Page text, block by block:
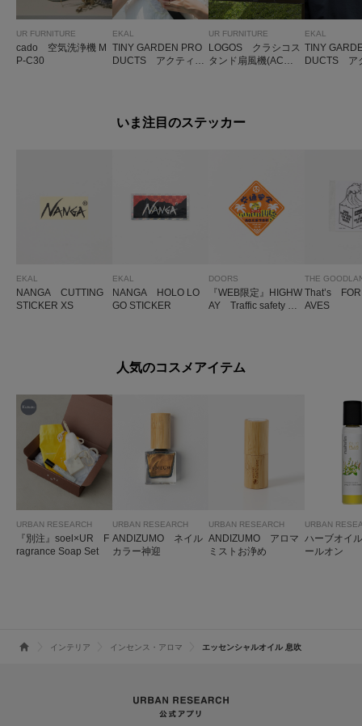
UR FURNITURE
cado 空気洗浄機 M
P-C30
EKAL
TINY GARDEN PRO
DUCTS アクティブ
UR FURNITURE
LOGOS クラシコス
タンド扇風機(AC蓄
EKAL
TINY
DUCTS ア
いま注目のステッカー
EKAL
NANGA CUTTING
STICKER XS
EKAL
NANGA HOLO LO
GO STICKER
DOORS
『WEB限定』HIGHW
AY Traffic safety TO
That’s FOR
AVES
人気のコスメアイテム
URBAN RESEARCH
『別注』soel×UR F
ragrance Soap Set
URBAN RESEARCH
ANDIZUMO ネイル
カラー神迎
URBAN RESEARCH
ANDIZUMO アロマ
ミストお浄め
URBAN
ハーブオイ
ールオン
インテリア インセンス・アロマ エッセンシャルオイル 息吹